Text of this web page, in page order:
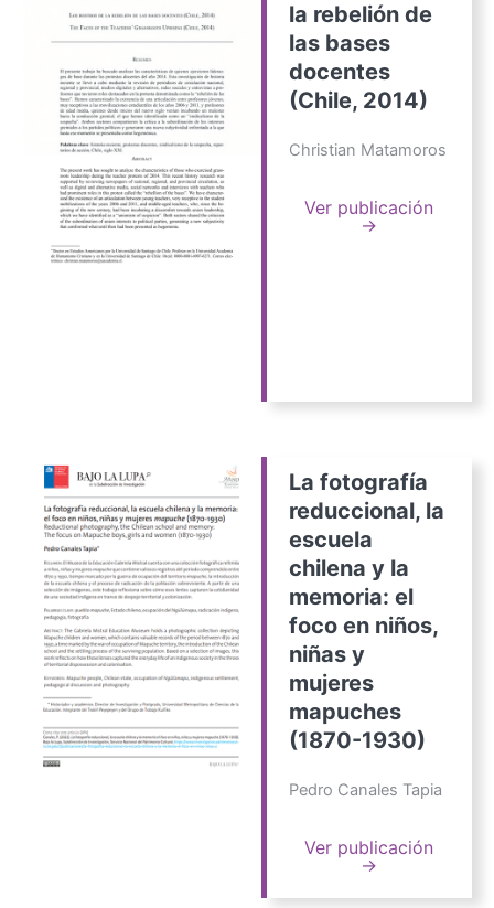
la rebelión de
las bases
docentes
(Chile, 2014)
Christian Matamoros
Ver publicación
→
La fotografía
reduccional, la
escuela
chilena y la
memoria: el
foco en niños,
niñas y
mujeres
mapuches
(1870-1930)
Pedro Canales Tapia
Ver publicación
→